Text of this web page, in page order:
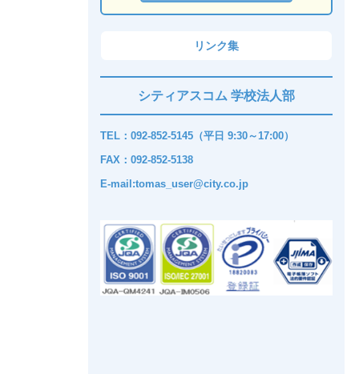
リンク集
シティアスコム 学校法人部
TEL：092-852-5145（平日 9:30～17:00）
FAX：092-852-5138
E-mail:tomas_user@city.co.jp